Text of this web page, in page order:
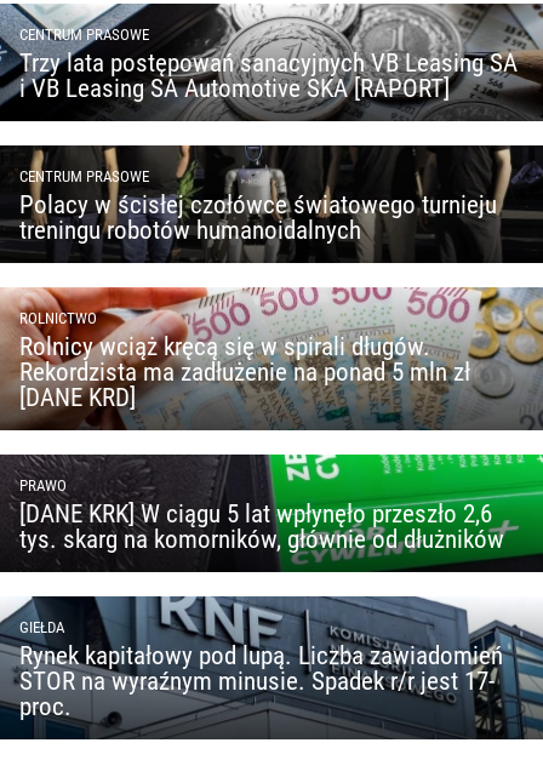
CENTRUM PRASOWE
Trzy lata postępowań sanacyjnych VB Leasing SA
i VB Leasing SA Automotive SKA [RAPORT]
CENTRUM PRASOWE
Polacy w ścisłej czołówce światowego turnieju
treningu robotów humanoidalnych
ROLNICTWO
Rolnicy wciąż kręcą się w spirali długów.
Rekordzista ma zadłużenie na ponad 5 mln zł
[DANE KRD]
PRAWO
[DANE KRK] W ciągu 5 lat wpłynęło przeszło 2,6
tys. skarg na komorników, głównie od dłużników
GIEŁDA
Rynek kapitałowy pod lupą. Liczba zawiadomień
STOR na wyraźnym minusie. Spadek r/r jest 17-
proc.